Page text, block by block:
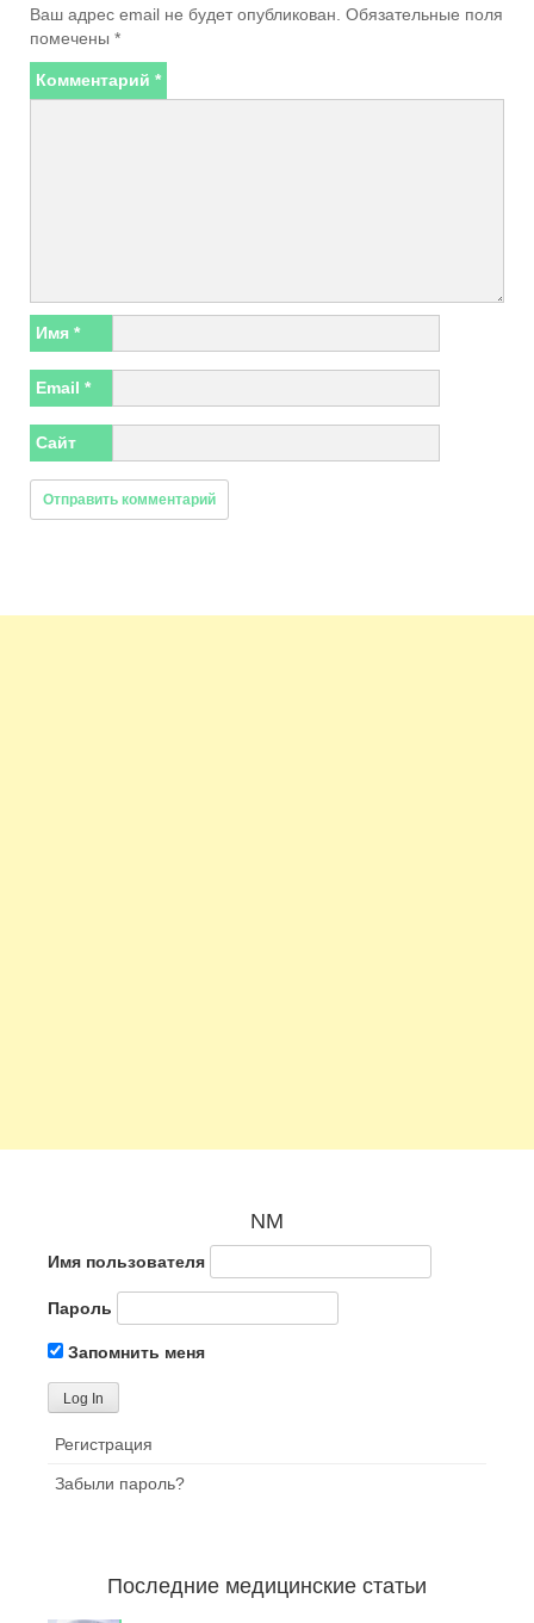
Ваш адрес email не будет опубликован. Обязательные поля
помечены *
Комментарий *
Имя *
Email *
Сайт
NM
Имя пользователя
Пароль
Запомнить меня
Регистрация
Забыли пароль?
Последние медицинские статьи